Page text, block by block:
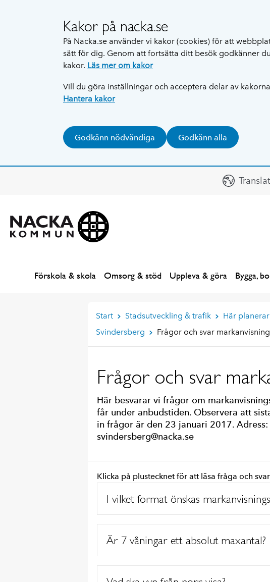
Kakor på nacka.se
På Nacka.se använder vi kakor (cookies) för att
sätt för dig. Genom att fortsätta ditt besök godkänner
kakor. Läs mer om kakor
Vill du göra inställningar och acceptera delar av
Hantera kakor
Godkänn nödvändiga Godkänn alla
Förskola & skola Omsorg & stöd Uppleva & göra Bygga,
Start Stadsutveckling & trafik Här
Svindersberg
Frågor och svar
Frågor och svar
Här besvarar vi frågor om
får under anbudstiden. Observera att
in frågor är den 23 januari 2017. Adress:
svindersberg@nacka.se
Klicka på plustecknet för att läsa fråga och
I vilket format önskas
Är 7 våningar ett absolut maxantal?